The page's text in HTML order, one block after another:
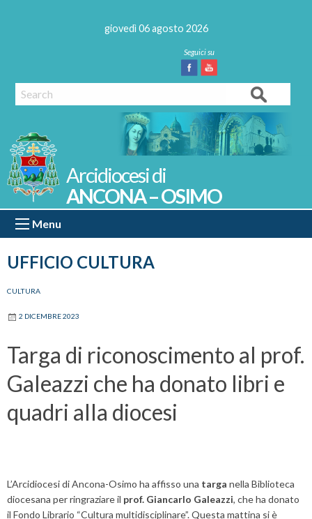
giovedì 06 agosto 2026
Facebook
Youtube
Search
UFFICIO CULTURA
ANCONA – OSIMO
Menu
CULTURA
2 DICEMBRE 2023
Targa di riconoscimento al prof.
Galeazzi che ha donato libri e
quadri alla diocesi
L’Arcidiocesi di Ancona-Osimo ha affisso una targa nella Biblioteca
diocesana per ringraziare il prof. Giancarlo Galeazzi, che ha donato
il Fondo Librario “Cultura multidisciplinare”. Questa mattina si è